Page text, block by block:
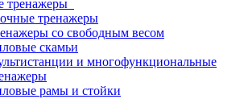
тренажеры
тренажеры
со свободным весом
скамьи
и многофункциональные
рамы и стойки